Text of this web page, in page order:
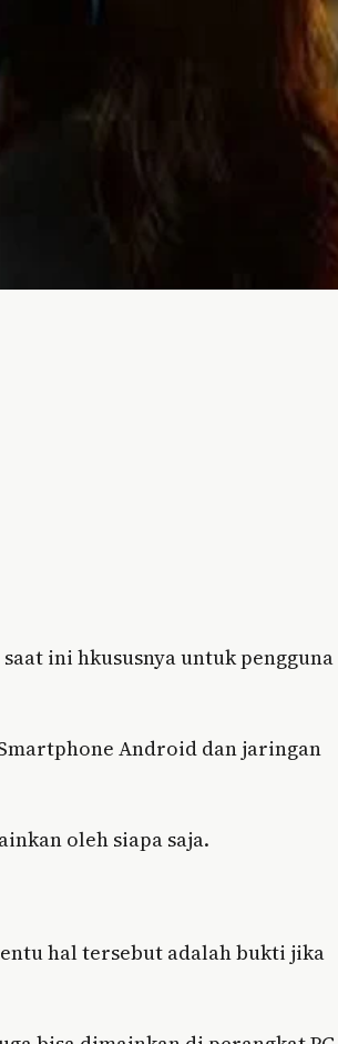
ini hkususnya untuk pengguna
Android dan jaringan
oleh siapa saja.
hal tersebut adalah bukti jika